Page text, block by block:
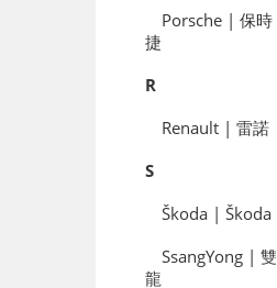
Porsche | 保時
捷
R
Renault | 雷諾
S
Škoda | Škoda
SsangYong | 雙
龍